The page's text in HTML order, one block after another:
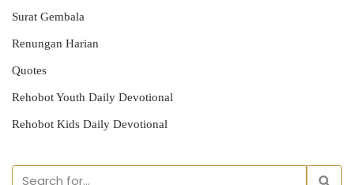
Surat Gembala
Renungan Harian
Quotes
Rehobot Youth Daily Devotional
Rehobot Kids Daily Devotional